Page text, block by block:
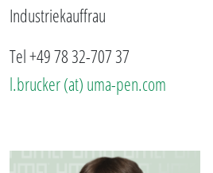
Industriekauffrau
Tel +49 78 32-707 37
l.brucker (at) uma-pen.com